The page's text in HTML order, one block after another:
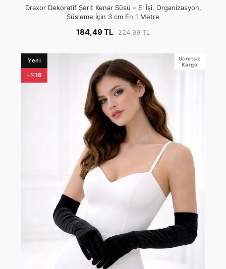
Draxor Dekoratif Şerit Kenar Süsü – El İşi, Organizasyon,
Süsleme İçin 3 cm En 1 Metre
184,49 TL 224,99 TL
Yeni
-%18
Ücretsiz
Kargo